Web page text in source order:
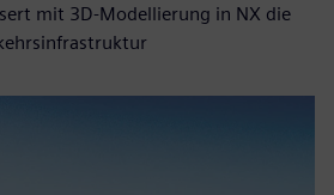
mit 3D-Modellierung in NX die